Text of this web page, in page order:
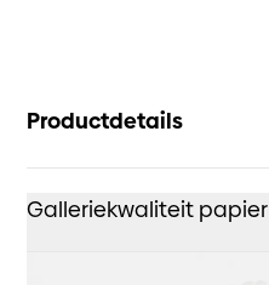
Productdetails
Galleriekwaliteit papier